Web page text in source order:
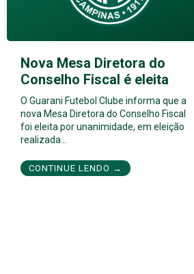
Nova Mesa Diretora do
Conselho Fiscal é eleita
O Guarani Futebol Clube informa que a
nova Mesa Diretora do Conselho Fiscal
foi eleita por unanimidade, em eleição
realizada…
CONTINUE LENDO →